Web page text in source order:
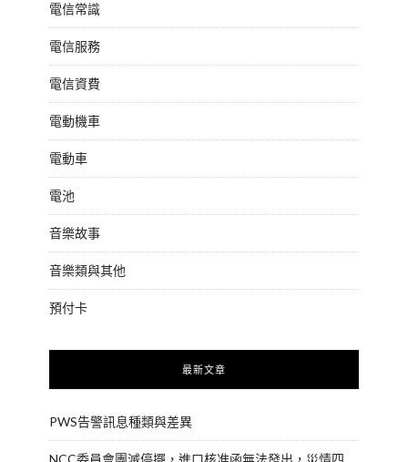
電信常識
電信服務
電信資費
電動機車
電動車
電池
音樂故事
音樂類與其他
預付卡
最新文章
PWS告警訊息種類與差異
NCC委員會團滅停擺，進口核准函無法發出，災情四